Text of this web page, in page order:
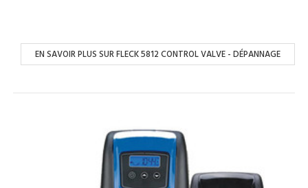
EN SAVOIR PLUS SUR FLECK 5812 CONTROL VALVE - DÉPANNAGE